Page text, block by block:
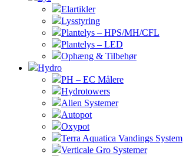
Elartikler
Lysstyring
Plantelys – HPS/MH/CFL
Plantelys – LED
Ophæng & Tilbehør
Hydro
PH – EC Målere
Hydrotowers
Alien Systemer
Autopot
Oxypot
Terra Aquatica Vandings System
Verticale Gro Systemer